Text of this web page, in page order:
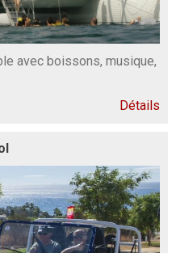
avec boissons, musique,
Détails